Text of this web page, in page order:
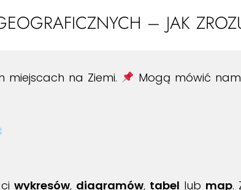
– JAK
na Ziemi.
Mogą mówić
wykresów, diagramów, tabel lub map.